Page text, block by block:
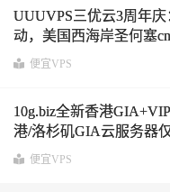
UUUVPS三优云3周年
动，美国西海岸圣何塞
年，中国香港cn2 vps低
便宜VPS
10g.biz全新香港
港/洛杉矶GIA云服务器
高防、站群、10G大带
便宜VPS